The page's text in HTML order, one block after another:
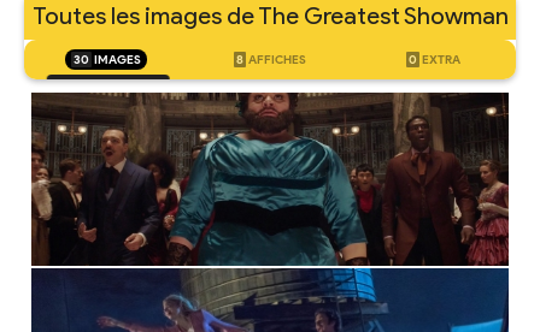
Toutes les images de The Greatest Showman
30 IMAGES 8 AFFICHES 0 EXTRA